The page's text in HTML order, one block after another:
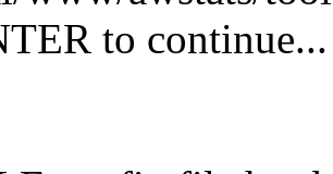
to continue...